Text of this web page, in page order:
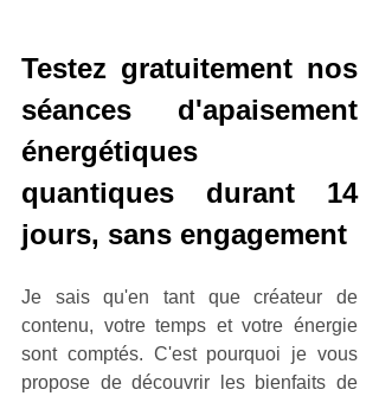
Testez gratuitement nos
séances d'apaisement
énergétiques
quantiques durant 14
jours, sans engagement
Je sais qu'en tant que créateur de
contenu, votre temps et votre énergie
sont comptés. C'est pourquoi je vous
propose de découvrir les bienfaits de